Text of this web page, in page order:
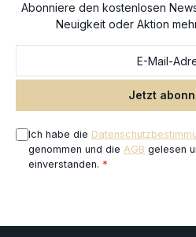
Abonniere den kostenlosen
Neuigkeit oder Aktion
Jetzt
Ich habe die
genommen und die AGB gelesen
einverstanden. *